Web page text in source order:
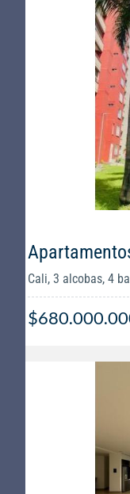
Cali, 3 alcobas, 4